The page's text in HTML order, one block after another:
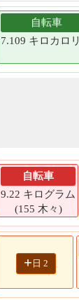
自転車
7.109 キロカロ
自転車
9.22 キログラム
(155 木々)
+ 日 2